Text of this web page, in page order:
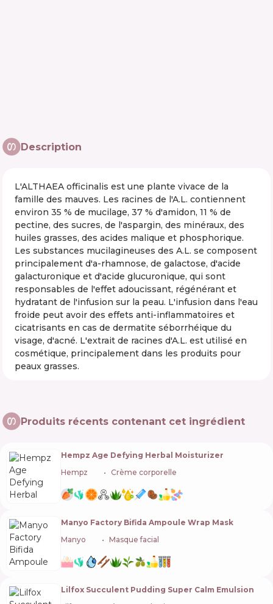
Description
L'ALTHAEA officinalis est une plante vivace de la
famille des mauves. Les racines de l'A.L. contiennent
environ 35 % de mucilage, 37 % d'amidon, 11 % de
pectine, des sucres, de l'aspargin, des minéraux, des
huiles grasses, des acides malique et phosphorique.
Les substances mucilagineuses des A.L. se composent
principalement d'a-rhamnose, de galactose, d'acide
galacturonique et d'acide glucuronique, qui sont
responsables de l'effet adoucissant, régénérant et
hydratant de l'infusion sur la peau. L'infusion dans l'eau
froide peut avoir des effets anti-inflammatoires et
cicatrisants en cas de dermatite séborrhéique du
visage, d'acné. L'extrait de racines d'A.L. est utilisé en
cosmétique, principalement dans les produits pour
peaux grasses.
Produits récents contenant cet ingrédient
Hempz Age Defying Herbal Moisturizer
Hempz
Crème corporelle
Manyo Factory Bifida Ampoule Wrap Mask
Manyo
Masque facial
Lilfox Succulent Pudding Super Calm Emulsion